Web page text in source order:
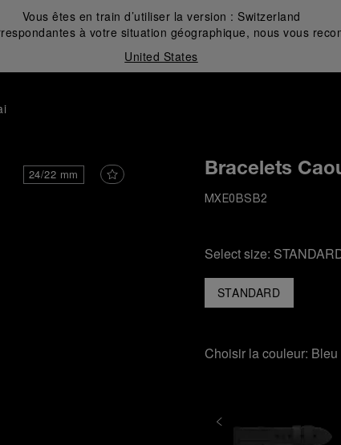
Vous êtes en train d’utiliser la version : Switzerland
à votre situation géographique, nous vous
United States
24/22 mm Bracelets
MXE0BSB2
Select size:
STANDARD
Choisir la couleur: